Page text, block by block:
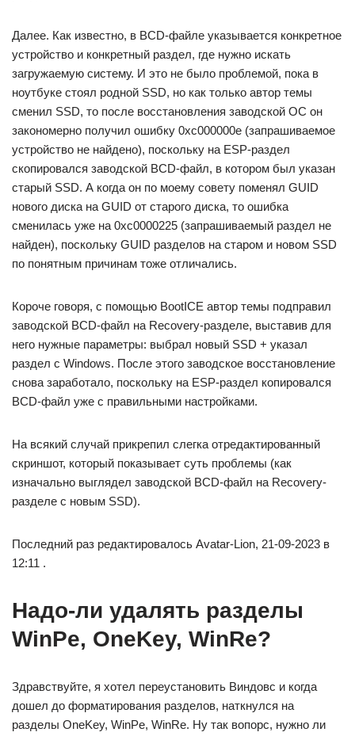
Далее. Как известно, в BCD-файле указывается конкретное
устройство и конкретный раздел, где нужно искать
загружаемую систему. И это не было проблемой, пока в
ноутбуке стоял родной SSD, но как только автор темы
сменил SSD, то после восстановления заводской ОС он
закономерно получил ошибку 0xc000000e (запрашиваемое
устройство не найдено), поскольку на ESP-раздел
скопировался заводской BCD-файл, в котором был указан
старый SSD. А когда он по моему совету поменял GUID
нового диска на GUID от старого диска, то ошибка
сменилась уже на 0хс0000225 (запрашиваемый раздел не
найден), поскольку GUID разделов на старом и новом SSD
по понятным причинам тоже отличались.
Короче говоря, с помощью BootICE автор темы подправил
заводской BCD-файл на Recoverу-разделе, выставив для
него нужные параметры: выбрал новый SSD + указал
раздел с Windows. После этого заводское восстановление
снова заработало, поскольку на ESP-раздел копировался
BCD-файл уже с правильными настройками.
На всякий случай прикрепил слегка отредактированный
скриншот, который показывает суть проблемы (как
изначально выглядел заводской BCD-файл на Recovery-
разделе с новым SSD).
Последний раз редактировалось Avatar-Lion, 21-09-2023 в
12:11 .
Надо-ли удалять разделы
WinPe, OneKey, WinRe?
Здравствуйте, я хотел переустановить Виндовс и когда
дошел до форматирования разделов, наткнулся на
разделы OneKey, WinPe, WinRe. Ну так вопорс, нужно ли